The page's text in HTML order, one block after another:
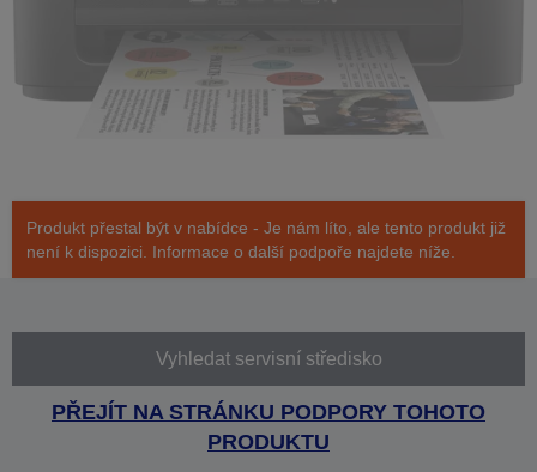
Produkt přestal být v nabídce - Je nám líto, ale tento produkt již
není k dispozici. Informace o další podpoře najdete níže.
Vyhledat servisní středisko
PŘEJÍT NA STRÁNKU PODPORY TOHOTO
PRODUKTU